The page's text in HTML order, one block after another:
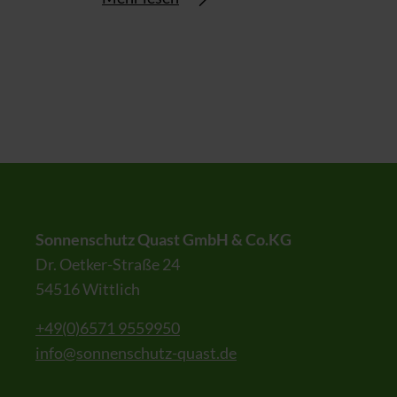
Sonnenschutz Quast GmbH & Co.KG
Dr. Oetker-Straße 24
54516 Wittlich
+49(0)6571 9559950
info@sonnenschutz-quast.de